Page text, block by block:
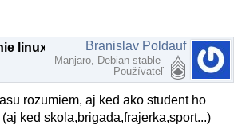
Re: Instalovanie linuxu na laptop
Branislav Poldauf
Manjaro, Debian stable
Používateľ
rozumiem, aj ked ako student ho
ked skola,brigada,frajerka,sport...)